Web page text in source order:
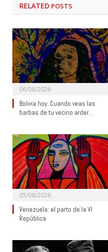
RELATED POSTS
06/08/2026
Bolivia hoy: Cuando veas las
barbas de tu vecino arder…
05/08/2026
Venezuela: el parto de la VI
República